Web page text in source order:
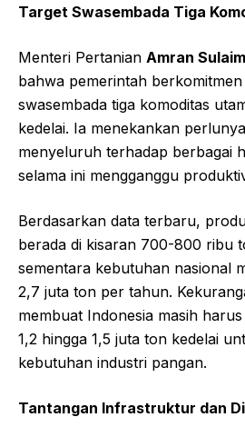
Target Swasembada Tiga
Menteri Pertanian Amran
bahwa pemerintah
swasembada tiga komoditas
kedelai. Ia menekankan
menyeluruh terhadap berbagai
selama ini mengganggu
Berdasarkan data terbaru,
berada di kisaran 700-800 ribu
sementara kebutuhan nasional
2,7 juta ton per tahun.
membuat Indonesia masih
1,2 hingga 1,5 juta ton kedelai
kebutuhan industri pangan.
Tantangan Infrastruktur dan